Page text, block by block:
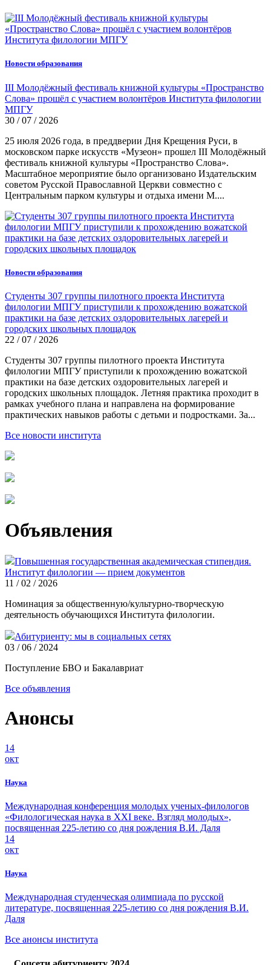
Новости образования
III Молодёжный фестиваль книжной культуры «Пространство
Слова» прошёл с участием волонтёров Института филологии
МПГУ
30 / 07 / 2026
25 июля 2026 года, в преддверии Дня Крещения Руси, в
московском парке искусств «Музеон» прошел III Молодёжный
фестиваль книжной культуры «Пространство Слова».
Масштабное мероприятие было организовано Издательским
советом Русской Православной Церкви совместно с
Центральным парком культуры и отдыха имени М....
Новости образования
Студенты 307 группы пилотного проекта Института
филологии МПГУ приступили к прохождению вожатской
практики на базе детских оздоровительных лагерей и
городских школьных площадок
22 / 07 / 2026
Студенты 307 группы пилотного проекта Института
филологии МПГУ приступили к прохождению вожатской
практики на базе детских оздоровительных лагерей и
городских школьных площадок. Летняя практика проходит в
рамках учебного плана и направлена на формирование
практических навыков работы с детьми и подростками. За...
Все новости института
Объявления
Повышенная государственная академическая стипендия.
Институт филологии — прием документов
11 / 02 / 2026
Номинация за общественную/культурно-творческую
деятельность обучающихся Института филологии.
Абитуриенту: мы в социальных сетях
03 / 06 / 2024
Поступление БВО и Бакалавриат
Все объявления
Анонсы
14
окт
Наука
Международная конференция молодых ученых-филологов
«Филологическая наука в ХХI веке. Взгляд молодых»,
посвященная 225-летию со дня рождения В.И. Даля
14
окт
Наука
Международная студенческая олимпиада по русской
литературе, посвященная 225-летию со дня рождения В.И.
Даля
Все анонсы института